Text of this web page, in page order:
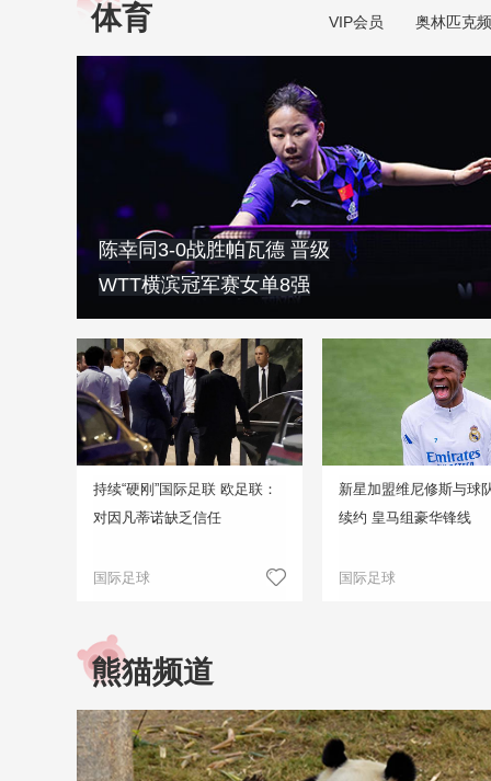
体育 VIP会员 奥林匹克
陈幸同3-0战胜帕瓦德 晋级
WTT横滨冠军赛女单8强
持续“硬刚”国际足联 欧足联：
对因凡蒂诺缺乏信任
国际足球
新星加盟维尼修斯与球
续约 皇马组豪华锋线
国际足球
熊猫频道